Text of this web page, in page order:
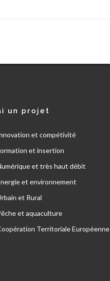
un projet
et compétivité
et insertion
et très haut débit
et environnement
et Rural
et aquaculture
Territoriale Européenne